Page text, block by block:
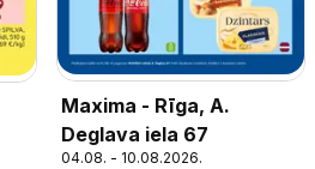
Maxima - Rīga, A.
Deglava iela 67
04.08. - 10.08.2026.